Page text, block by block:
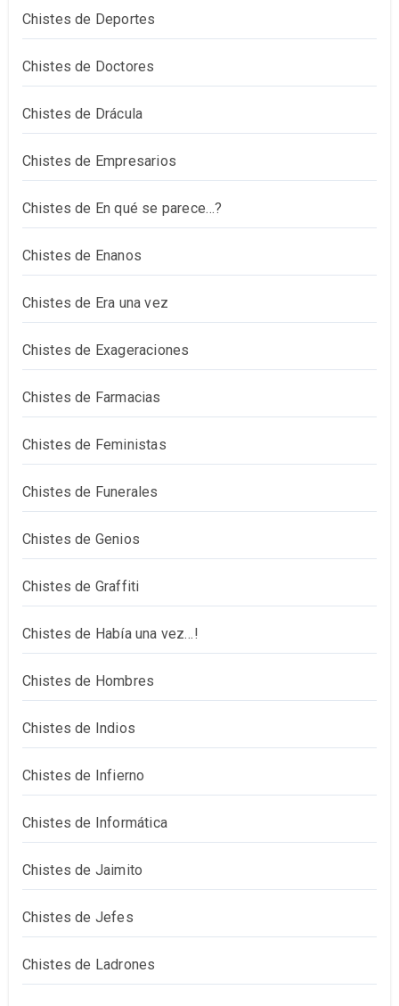
Chistes de Deportes
Chistes de Doctores
Chistes de Drácula
Chistes de Empresarios
Chistes de En qué se parece…?
Chistes de Enanos
Chistes de Era una vez
Chistes de Exageraciones
Chistes de Farmacias
Chistes de Feministas
Chistes de Funerales
Chistes de Genios
Chistes de Graffiti
Chistes de Había una vez…!
Chistes de Hombres
Chistes de Indios
Chistes de Infierno
Chistes de Informática
Chistes de Jaimito
Chistes de Jefes
Chistes de Ladrones